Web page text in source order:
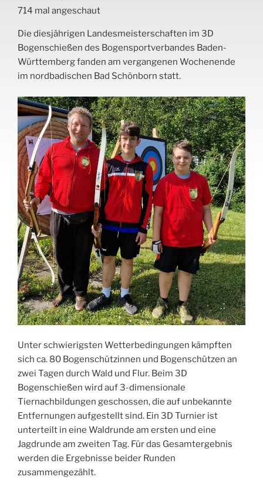
714 mal angeschaut
Die diesjährigen Landesmeisterschaften im 3D
Bogenschießen des Bogensportverbandes Baden-
Württemberg fanden am vergangenen Wochenende
im nordbadischen Bad Schönborn statt.
Unter schwierigsten Wetterbedingungen kämpften
sich ca. 80 Bogenschützinnen und Bogenschützen an
zwei Tagen durch Wald und Flur. Beim 3D
Bogenschießen wird auf 3-dimensionale
Tiernachbildungen geschossen, die auf unbekannte
Entfernungen aufgestellt sind. Ein 3D Turnier ist
unterteilt in eine Waldrunde am ersten und eine
Jagdrunde am zweiten Tag. Für das Gesamtergebnis
werden die Ergebnisse beider Runden
zusammengezählt.